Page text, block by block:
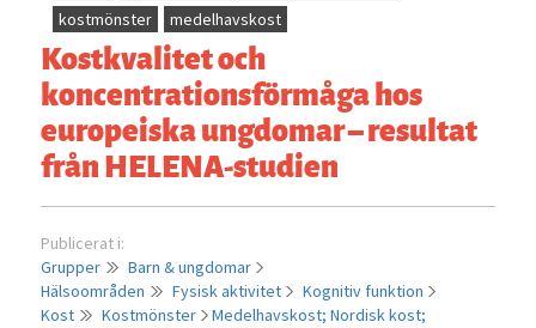
kostmönster
medelhavskost
Kostkvalitet och
koncentrationsförmåga hos
europeiska ungdomar – resultat
från HELENA-studien
Publicerat i:
Grupper
Barn & ungdomar
Hälsoområden
Fysisk aktivitet
Kognitiv funktion
Kost
Kostmönster Medelhavskost;Nordisk kost;